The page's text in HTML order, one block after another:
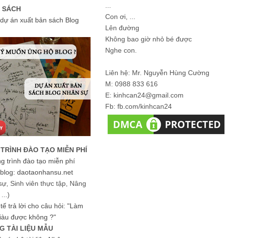
SÁCH
án xuất bản sách Blog
ĐÀO TẠO MIỄN PHÍ
trình đào tạo miễn phí
daotaonhansu.net
Sinh viên thực tập, Nâng
trả lời cho câu hỏi: "Làm
được không ?"
TÀI LIỆU MẪU
Con ơi, ...
Lên đường
Không bao giờ nhỏ bé được
Nghe con.
Liên hệ: Mr. Nguyễn Hùng Cường
M: 0988 833 616
E: kinhcan24@gmail.com
Fb: fb.com/kinhcan24